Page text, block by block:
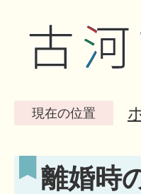
現在の位置
離婚時